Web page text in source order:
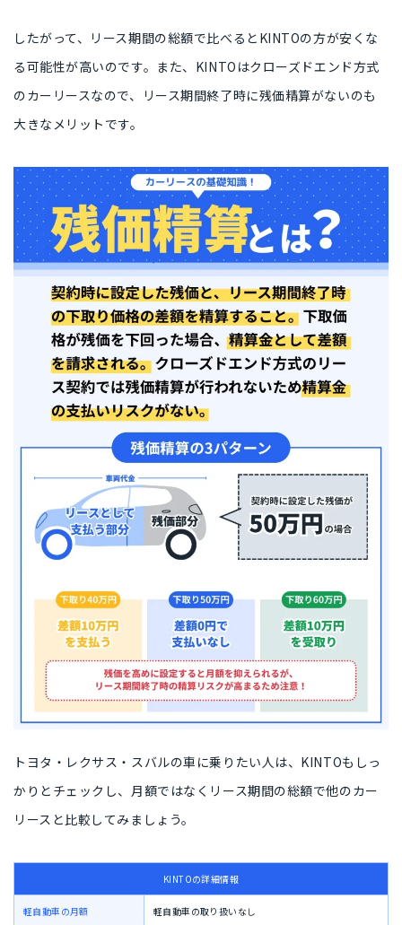
したがって、リース期間の総額で比べると KINTOの方が安くな
る可能性が高いのです。また、KINTOはクローズドエンド方式
のカーリースなので、リース期間終了時に残価精算がないのも
大きなメリットです。
トヨタ・レクサス・スバルの車に乗りたい人 は、KINTOもしっ
かりとチェックし、月額ではなく リース期間の総額で他のカー
リースと比較してみましょう。
KINTOの詳細情報
軽自動車の月額 軽自動車の取り扱いなし